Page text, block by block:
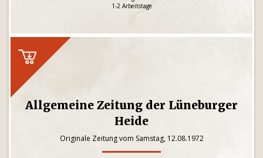
1-2 Arbeitstage
Allgemeine Zeitung der Lüneburger
Heide
Originale Zeitung vom Samstag, 12.08.1972